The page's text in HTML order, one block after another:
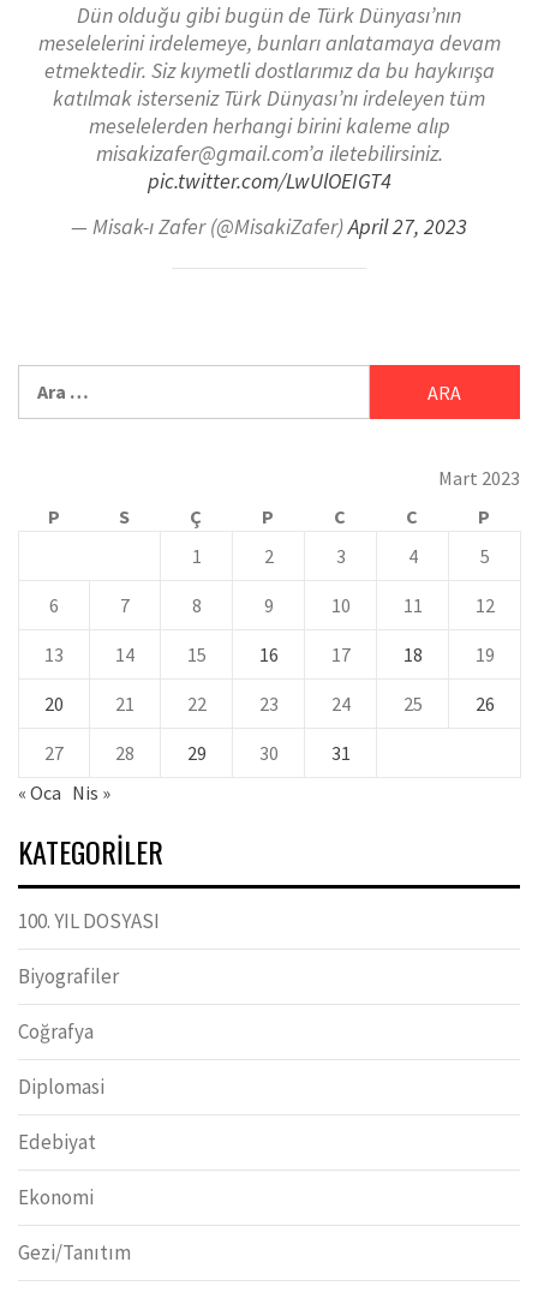
Dün olduğu gibi bugün de Türk Dünyası’nın
meselelerini irdelemeye, bunları anlatamaya devam
etmektedir. Siz kıymetli dostlarımız da bu haykırışa
katılmak isterseniz Türk Dünyası’nı irdeleyen tüm
meselelerden herhangi birini kaleme alıp
misakizafer@gmail.com’a iletebilirsiniz.
pic.twitter.com/LwUlOEIGT4
— Misak-ı Zafer (@MisakiZafer)April 27, 2023
Mart 2023
P
S Ç P C C
P
1
2 3 4 5
6 7 8 9 10 11 12
13 14 15 16 17 18 19
20 21 22 23 24 25 26
27 28 29 30
31
« Oca Nis »
KATEGORILER
100. YIL DOSYASI
Biyografiler
Coğrafya
Diplomasi
Edebiyat
Ekonomi
Gezi/Tanıtım